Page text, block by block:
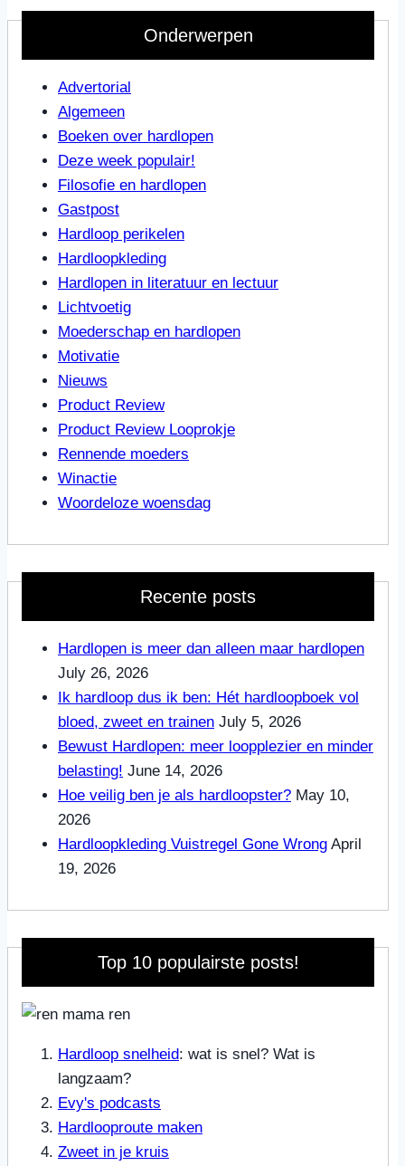
Onderwerpen
Advertorial
Algemeen
Boeken over hardlopen
Deze week populair!
Filosofie en hardlopen
Gastpost
Hardloop perikelen
Hardloopkleding
Hardlopen in literatuur en lectuur
Lichtvoetig
Moederschap en hardlopen
Motivatie
Nieuws
Product Review
Product Review Looprokje
Rennende moeders
Winactie
Woordeloze woensdag
Recente posts
Hardlopen is meer dan alleen maar hardlopen
July 26, 2026
Ik hardloop dus ik ben: Hét hardloopboek vol
bloed, zweet en trainen July 5, 2026
Bewust Hardlopen: meer loopplezier en minder
belasting! June 14, 2026
Hoe veilig ben je als hardloopster? May 10,
2026
Hardloopkleding Vuistregel Gone Wrong April
19, 2026
Top 10 populairste posts!
Hardloop snelheid: wat is snel? Wat is
langzaam?
Evy's podcasts
Hardlooproute maken
Zweet in je kruis